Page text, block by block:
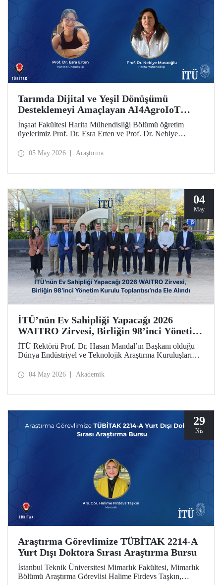
Tarımda Dijital ve Yeşil Dönüşümü
Desteklemeyi Amaçlayan AI4AgroIoT
Projesine Erasmus+ Desteği
İnşaat Fakültesi Harita Mühendisliği Bölümü öğretim
üyelerimiz Prof. Dr. Esra Erten ve Prof. Dr. Nebiye
Precision Agriculture) Projesi, Avrupa Birliği Erasmus+
05 May 2026 Araştırma
04
May
İTÜ’nün Ev Sahipliği Yapacağı 2026
WAITRO Zirvesi, Birliğin 98’inci Yönetim
Kurulu Toplantısı’nda Ele Alındı
İTÜ Rektörü Prof. Dr. Hasan Mandal’ın Başkanı olduğu
Dünya Endüstriyel ve Teknolojik Araştırma Kuruluşları
yapıldı. Köln’deki toplantının gündem başlıkları arasında
04 May 2026 Akademik
29
Nis
Araştırma Görevlimize TÜBİTAK 2214-A
Yurt Dışı Doktora Sırası Araştırma Bursu
İstanbul Teknik Üniversitesi Mimarlık Fakültesi, Mimarlık
Bölümü Araştırma Görevlisi Halime Firdevs Taşkın,